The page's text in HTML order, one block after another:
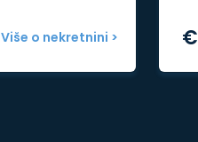
Više o nekretnini > €